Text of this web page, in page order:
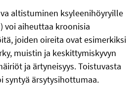
altistuminen ksyleenihöyryille
voi aiheuttaa kroonisia
joiden oireita ovat esimerkiksi
muistin ja keskittymiskyvyn
ja ärtyneisyys. Toistuvasta
syntyä ärsytysihottumaa.